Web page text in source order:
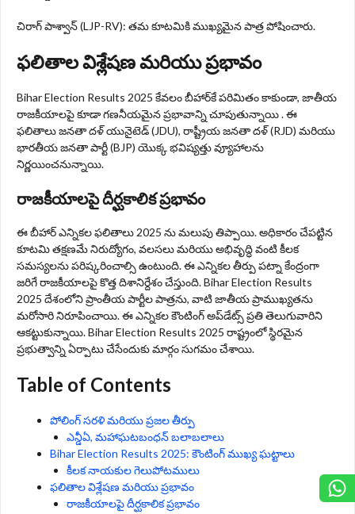
చిరాగ్ పాశ్వాన్ (LJP-RV): తమ కూటమికి ముఖ్యమైన పాత్ర పోషించారు.
ఫలితాల విశ్లేషణ మరియు ప్రభావం
Bihar Election Results 2025 కేవలం బీహార్‌కే పరిమితం కాకుండా, జాతీయ
రాజకీయాలపై కూడా గణనీయమైన ప్రభావాన్ని చూపుతున్నాయి . ఈ
ఫలితాలు జనతా దళ్ యునైటెడ్ (JDU), రాష్ట్రీయ జనతా దళ్ (RJD) మరియు
భారతీయ జనతా పార్టీ (BJP) యొక్క భవిష్యత్తు వ్యూహాలను
నిర్ణయించనున్నాయి.
రాజకీయాలపై దీర్ఘకాలిక ప్రభావం
ఈ బీహార్ ఎన్నికల ఫలితాలు 2025 ను మలుపు తిప్పాయి. అధికారం చేపట్టిన
కూటమి తక్షణమే నిరుద్యోగం, వలసలు మరియు అభివృద్ధి వంటి కీలక
సమస్యలను పరిష్కరించాల్సి ఉంటుంది. ఈ ఎన్నికల తీర్పు పట్నా కేంద్రంగా
జరిగే రాజకీయాలపై కొత్త దిశానిర్దేశం చేస్తుంది. Bihar Election Results
2025 దేశంలోని ప్రాంతీయ పార్టీల పాత్రను, వాటి జాతీయ ప్రాముఖ్యతను
మరోసారి నిరూపించాయి. ఈ ఎన్నికల కౌంటింగ్ అప్‌డేట్స్ ప్రతి తెలుగువారిని
ఆకట్టుకున్నాయి. Bihar Election Results 2025 రాష్ట్రంలో స్థిరమైన
ప్రభుత్వాన్ని ఏర్పాటు చేసేందుకు మార్గం సుగమం చేశాయి.
Table of Contents
పోలింగ్ సరళి మరియు ప్రజల తీర్పు
ఎన్డీఏ, మహాఘటబంధన్ బలాబలాలు
Bihar Election Results 2025: కౌంటింగ్ ముఖ్య ఘట్టాలు
కీలక నాయకుల గెలుపోటములు
ఫలితాల విశ్లేషణ మరియు ప్రభావం
రాజకీయాలపై దీర్ఘకాలిక ప్రభావం